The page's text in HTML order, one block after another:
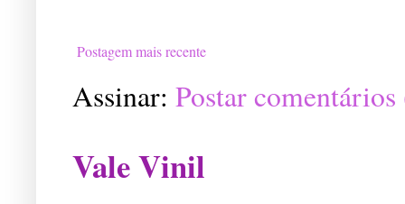
Postagem mais recente
Assinar: Postar
Vale Vinil